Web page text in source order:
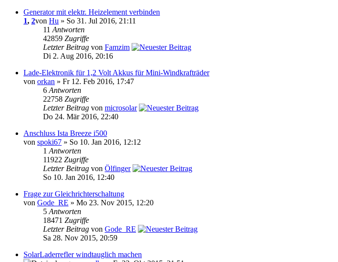
Generator mit elektr. Heizelement verbinden
1, 2von Hu » So 31. Jul 2016, 21:11
11 Antworten
42859 Zugriffe
Letzter Beitrag von Famzim
Di 2. Aug 2016, 20:16
Lade-Elektronik für 1,2 Volt Akkus für Mini-Windkrafträder
von orkan » Fr 12. Feb 2016, 17:47
6 Antworten
22758 Zugriffe
Letzter Beitrag von microsolar
Do 24. Mär 2016, 22:40
Anschluss Ista Breeze i500
von spoki67 » So 10. Jan 2016, 12:12
1 Antworten
11922 Zugriffe
Letzter Beitrag von Ölfinger
So 10. Jan 2016, 12:40
Frage zur Gleichrichterschaltung
von Gode_RE » Mo 23. Nov 2015, 12:20
5 Antworten
18471 Zugriffe
Letzter Beitrag von Gode_RE
Sa 28. Nov 2015, 20:59
SolarLaderrefler windtauglich machen